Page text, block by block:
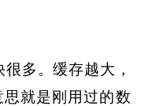
多。缓存越大，
就是刚用过的数